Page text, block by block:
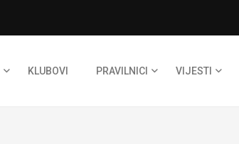
KLUBOVI PRAVILNICI VIJESTI